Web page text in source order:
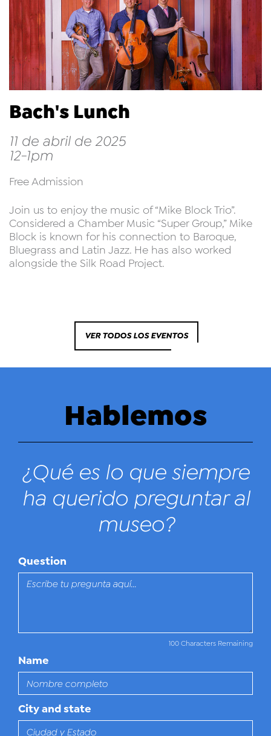
Bach's Lunch
11 de abril de 2025
12-1pm
Free Admission
Join us to enjoy the music of “Mike Block Trio”.
Considered a Chamber Music “Super Group,” Mike
Block is known for his connection to Baroque,
Bluegrass and Latin Jazz. He has also worked
alongside the Silk Road Project.
VER TODOS LOS EVENTOS
Hablemos
¿Qué es lo que siempre
ha querido preguntar al
museo?
Question
100 Characters Remaining
Name
City and state